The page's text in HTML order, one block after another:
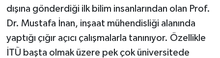
dışına gönderdiği ilk bilim insanlarından olan Prof.
Dr. Mustafa İnan, inşaat mühendisliği alanında
yaptığı çığır açıcı çalışmalarla tanınıyor. Özellikle
İTÜ başta olmak üzere pek çok üniversitede